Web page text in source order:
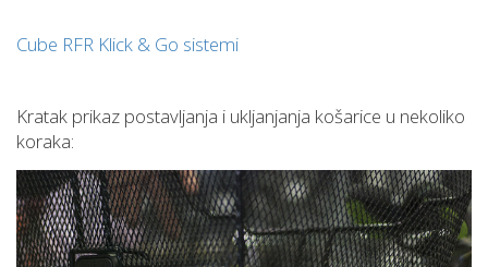
Cube RFR Klick & Go sistemi
Kratak prikaz postavljanja i ukljanjanja košarice u nekoliko
koraka: